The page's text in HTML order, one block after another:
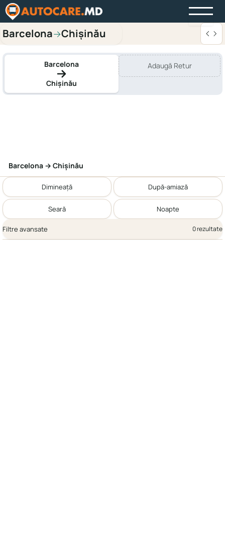
Barcelona→Chișinău
Barcelona
Chișinău
Adaugă Retur
Barcelona → Chișinău
Dimineață După-amiază
Seară Noapte
Filtre avansate 0 rezultate